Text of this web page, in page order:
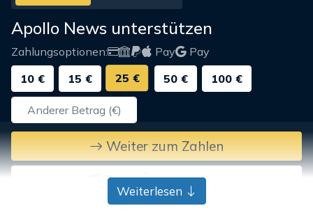
Apollo News unterstützen
Zahlungsoptionen: Pay
Pay
10 €
15 € 25 € 50 € 100 €
Weiter zum Zahlen
Bank-Überweisung
Weiterlesen